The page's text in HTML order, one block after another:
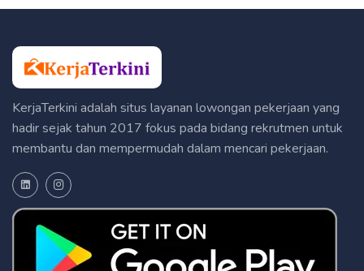
KerjaTerkini adalah situs layanan lowongan pekerjaan yang
hadir sejak tahun 2017 fokus pada bidang rekrutmen untuk
membantu dan mempermudah dalam mencari pekerjaan.